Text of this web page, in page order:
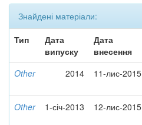
Знайдені матеріали:
Тип
Дата
випуску
Дата
внесення
Other 2014 11-лис-2015
Other 1-січ-2013 12-лис-2015